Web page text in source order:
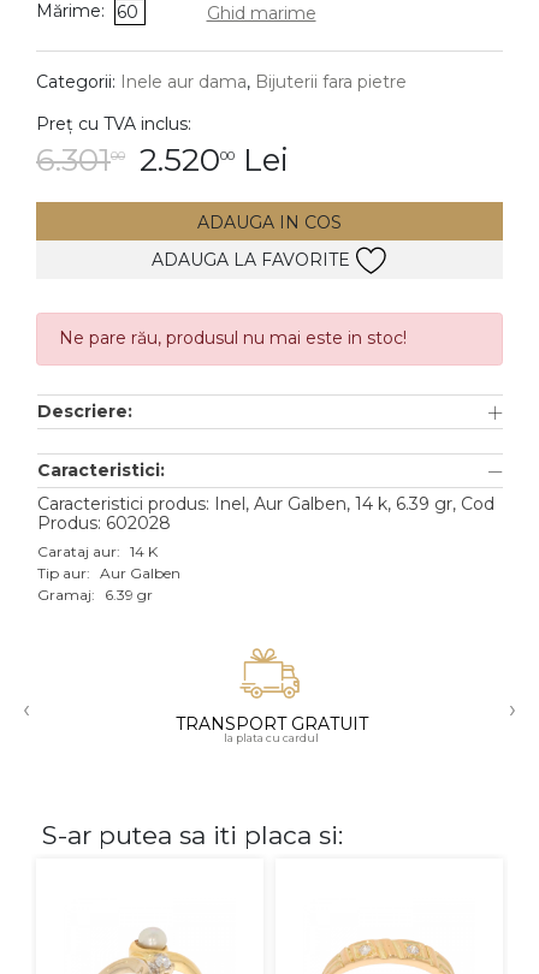
DIAMANTE Vezi toate
Cercei
Accesorii
TIP METAL
Aur galben
Aur alb
Aur roz
Aur mixt
18K
Mărime: 60 Ghid marime
Categorii: Inele aur dama, Bijuterii fara pietre
Preț cu TVA inclus:
6.30100 2.52000 Lei
ADAUGA IN COS
ADAUGA LA FAVORITE
Ne pare rău, produsul nu mai este in stoc!
Descriere:
Caracteristici:
Caracteristici produs: Inel, Aur Galben, 14 k, 6.39 gr, Cod
Produs: 602028
Carataj aur: 14 K
Tip aur: Aur Galben
Gramaj:
6.39 gr
‹ TRANSPORT GRATUIT
la plata cu cardul
›
S-ar putea sa iti placa si: